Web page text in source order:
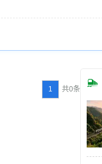
共0条
1 